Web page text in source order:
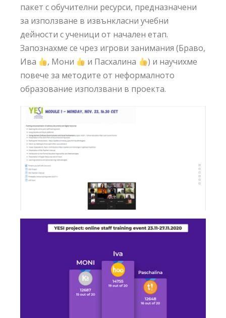
пакет с обучителни ресурси, предназначени
за използване в извънкласни учебни
дейности с ученици от начален етап.
Запознахме се чрез игрови занимания (Браво,
Ива
, Мони и Пасхалина
) и научихме
повече за методите от неформалното
образование използвани в проекта.